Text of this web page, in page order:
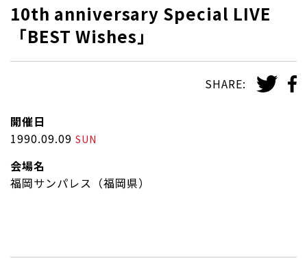
10th anniversary Special LIVE
「BEST Wishes」
SHARE:
開催日
1990.09.09 SUN
会場名
福岡サンパレス（福岡県）